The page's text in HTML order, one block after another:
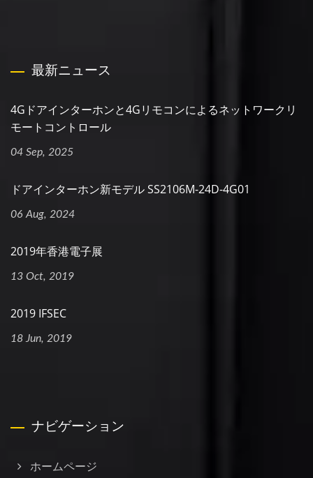
最新ニュース
4Gドアインターホンと4Gリモコンによるネットワークリ
モートコントロール
04 Sep, 2025
ドアインターホン新モデル SS2106M-24D-4G01
06 Aug, 2024
2019年香港電子展
13 Oct, 2019
2019 IFSEC
18 Jun, 2019
ナビゲーション
ホームページ